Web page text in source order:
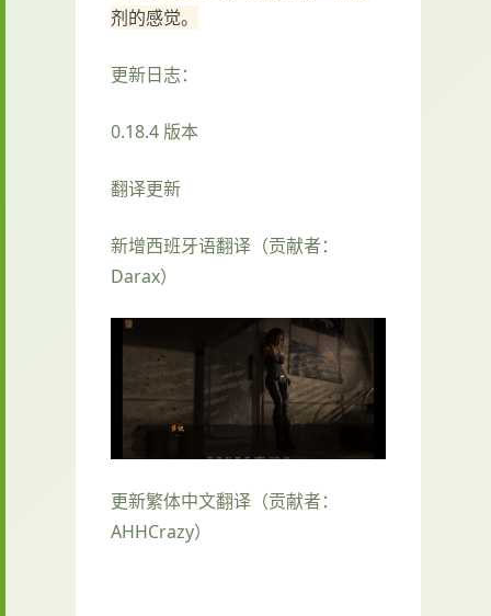
剂的感觉。
更新日志：
0.18.4 版本
翻译更新
新增西班牙语翻译（贡献者：
Darax）
更新繁体中文翻译（贡献者：
AHHCrazy）